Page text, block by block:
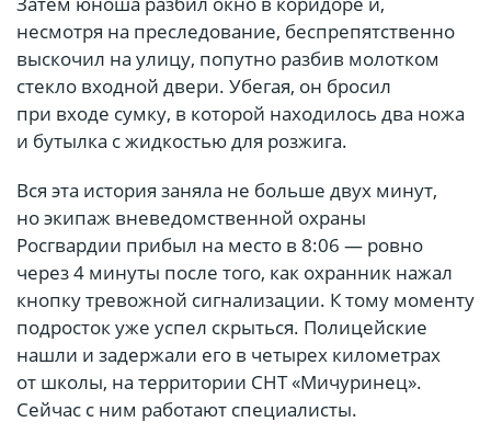
несмотря на преследование, беспрепятственно
выскочил на улицу, попутно разбив молотком
стекло входной двери. Убегая, он бросил
при входе сумку, в которой находилось два ножа
и бутылка с жидкостью для розжига.
Вся эта история заняла не больше двух минут,
но экипаж вневедомственной охраны
Росгвардии прибыл на место в 8:06 — ровно
через 4 минуты после того, как охранник нажал
кнопку тревожной сигнализации. К тому моменту
подросток уже успел скрыться. Полицейские
нашли и задержали его в четырех километрах
от школы, на территории СНТ «Мичуринец».
Сейчас с ним работают специалисты.